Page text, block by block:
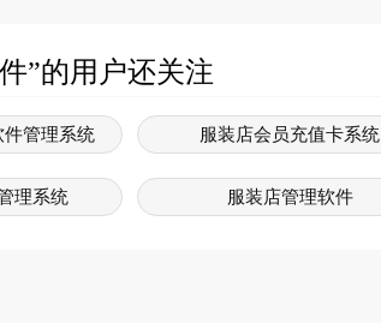
”的用户还关注
件管理系统 服装店会员充值卡系统
理系统 服装店管理软件